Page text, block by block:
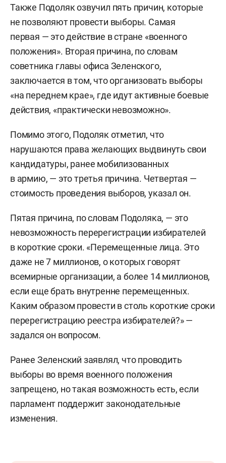
Также Подоляк озвучил пять причин, которые
не позволяют провести выборы. Самая
первая — это действие в стране «военного
положения». Вторая причина, по словам
советника главы офиса Зеленского,
заключается в том, что организовать выборы
«на переднем крае», где идут активные боевые
действия, «практически невозможно».
Помимо этого, Подоляк отметил, что
нарушаются права желающих выдвинуть свои
кандидатуры, ранее мобилизованных
в армию, — это третья причина. Четвертая —
стоимость проведения выборов, указал он.
Пятая причина, по словам Подоляка, — это
невозможность перерегистрации избирателей
в короткие сроки. «Перемещенные лица. Это
даже не 7 миллионов, о которых говорят
всемирные организации, а более 14 миллионов,
если еще брать внутренне перемещенных.
Каким образом провести в столь короткие сроки
перерегистрацию реестра избирателей?» —
задался он вопросом.
Ранее Зеленский заявлял, что проводить
выборы во время военного положения
запрещено, но такая возможность есть, если
парламент поддержит законодательные
изменения.